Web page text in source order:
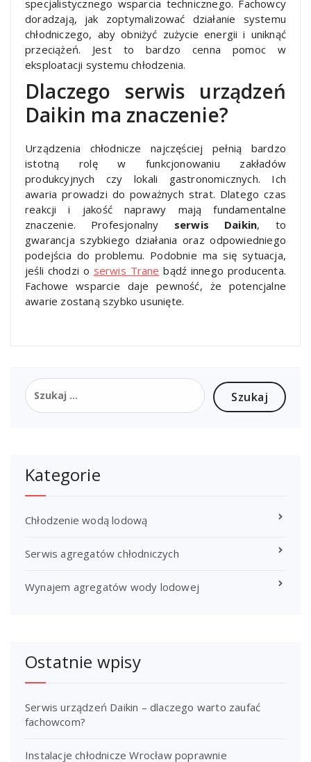
specjalistycznego wsparcia technicznego. Fachowcy
doradzają, jak zoptymalizować działanie systemu
chłodniczego, aby obniżyć zużycie energii i uniknąć
przeciążeń. Jest to bardzo cenna pomoc w
eksploatacji systemu chłodzenia.
Dlaczego serwis urządzeń
Daikin ma znaczenie?
Urządzenia chłodnicze najczęściej pełnią bardzo
istotną rolę w funkcjonowaniu zakładów
produkcyjnych czy lokali gastronomicznych. Ich
awaria prowadzi do poważnych strat. Dlatego czas
reakcji i jakość naprawy mają fundamentalne
znaczenie. Profesjonalny serwis Daikin, to
gwarancja szybkiego działania oraz odpowiedniego
podejścia do problemu. Podobnie ma się sytuacja,
jeśli chodzi o serwis Trane bądź innego producenta.
Fachowe wsparcie daje pewność, że potencjalne
awarie zostaną szybko usunięte.
Szukaj:
Kategorie
Chłodzenie wodą lodową
Serwis agregatów chłodniczych
Wynajem agregatów wody lodowej
Ostatnie wpisy
Serwis urządzeń Daikin – dlaczego warto zaufać
fachowcom?
Instalacje chłodnicze Wrocław poprawnie